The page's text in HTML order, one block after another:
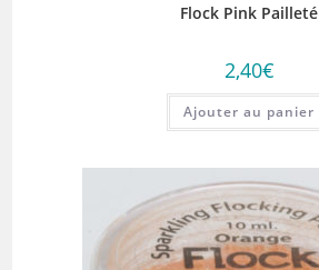
Flock Pink Pailleté
2,40€
Ajouter au panier